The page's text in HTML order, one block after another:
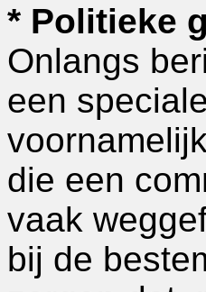
* Politieke
Onlangs
een
die een
vaak
bij de